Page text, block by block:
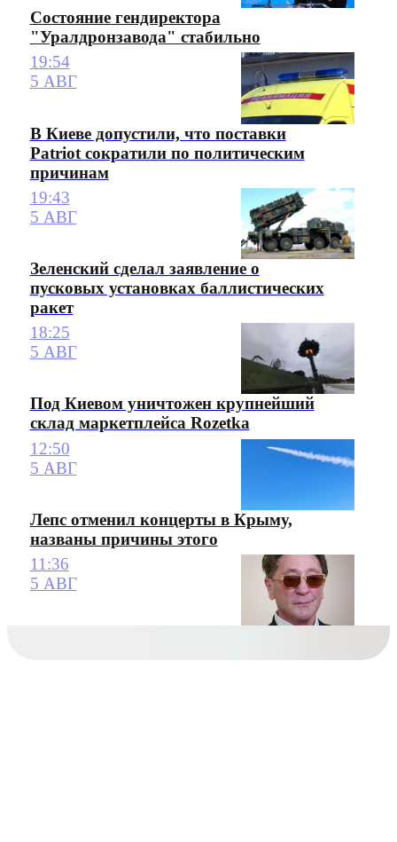
Состояние гендиректора
"Уралдронзавода" стабильно
19:54
5 АВГ
В Киеве допустили, что поставки
Patriot сократили по политическим
причинам
19:43
5 АВГ
Зеленский сделал заявление о
пусковых установках баллистических
ракет
18:25
5 АВГ
Под Киевом уничтожен крупнейший
склад маркетплейса Rozetka
12:50
5 АВГ
Лепс отменил концерты в Крыму,
названы причины этого
11:36
5 АВГ